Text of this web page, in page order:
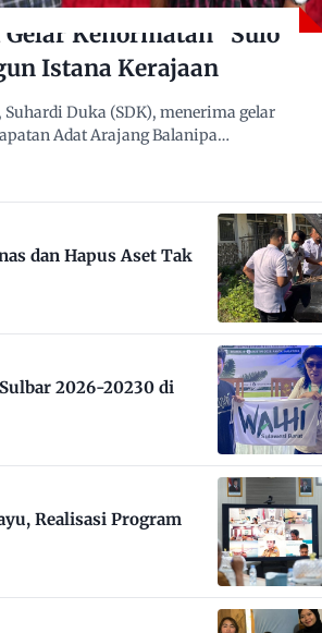
Kehormatan “Sulo
Istana Kerajaan
Duka (SDK), menerima gelar
Adat Arajang Balanipa…
dan Hapus Aset Tak
2026-20230 di
Realisasi Program